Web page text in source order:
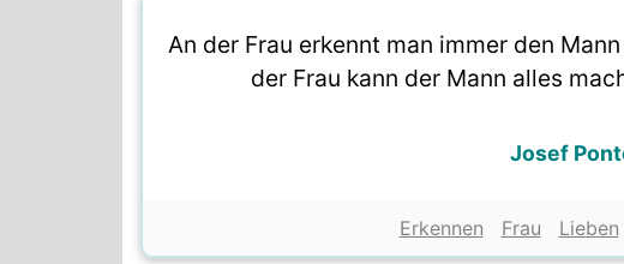
An der Frau erkennt man immer den
der Frau kann der Mann alles
Josef
Erkennen Frau Lieben